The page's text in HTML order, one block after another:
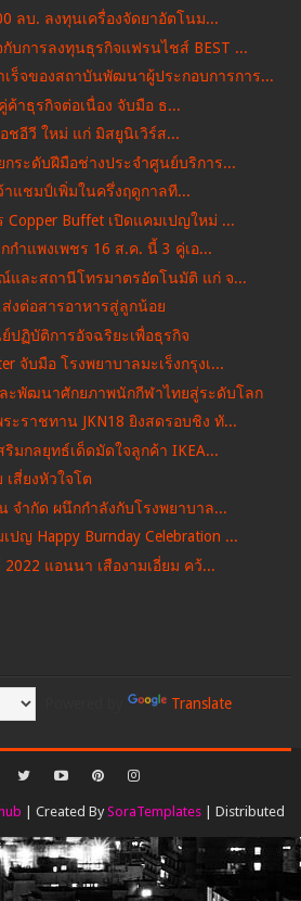
ลบ. ลงทุนเครื่องจัดยาอัตโนม...
กับการลงทุนธุรกิจแฟรนไชส์ BEST ...
เร็จของสถาบันพัฒนาผู้ประกอบการการ...
าธุรกิจต่อเนื่อง จับมือ ธ...
ชอีวี ใหม่ แก่ มิสยูนิเวิร์ส...
ระดับฝีมือช่างประจำศูนย์บริการ...
าแชมป์เพิ่มในครึ่งฤดูกาลที...
Buffet เปิดแคมเปญใหม่ ...
ำแพงเพชร 16 ส.ค. นี้ 3 คู่เอ...
และสถานีโทรมาตรอัตโนมัติ แก่ จ...
ต่อสารอาหารสู่ลูกน้อย
ปฏิบัติการอัจฉริยะเพื่อธุรกิจ
จับมือ โรงพยาบาลมะเร็งกรุงเ...
ะพัฒนาศักยภาพนักกีฬาไทยสู่ระดับโลก
ะราชทาน JKN18 ยิงสดรอบชิง ทั...
ริมกลยุทธ์เด็ดมัดใจลูกค้า IKEA...
สี่ยงหัวใจโต
จำกัด ผนึกกำลังกับโรงพยาบาล...
ปญ Happy Burnday Celebration ...
แอนนา เสืองามเอี่ยม คว้...
Translate
| Created BySoraTemplates | Distributed
Gooyaabi Templates